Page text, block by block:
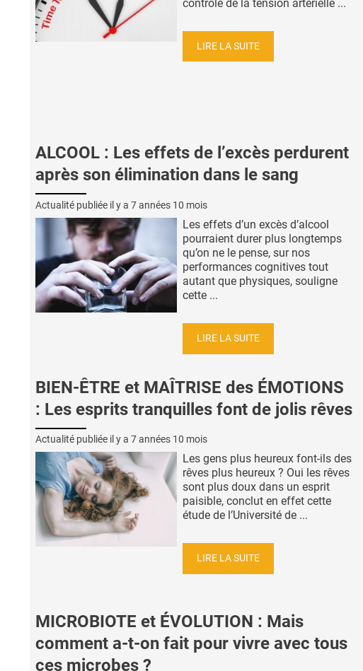
contrôle de la tension artérielle ...
LIRE LA SUITE
ALCOOL : Les effets de l’excès perdurent
après son élimination dans le sang
Actualité publiée il y a 7 années 10 mois
Les effets d’un excès d’alcool
pourraient durer plus longtemps
qu’on ne le pense, sur nos
performances cognitives tout
autant que physiques, souligne
cette ...
LIRE LA SUITE
BIEN-ÊTRE et MAÎTRISE des ÉMOTIONS
: Les esprits tranquilles font de jolis rêves
Actualité publiée il y a 7 années 10 mois
Les gens plus heureux font-ils des
rêves plus heureux ? Oui les rêves
sont plus doux dans un esprit
paisible, conclut en effet cette
étude de l’Université de ...
LIRE LA SUITE
MICROBIOTE et ÉVOLUTION : Mais
comment a-t-on fait pour vivre avec tous
ces microbes ?